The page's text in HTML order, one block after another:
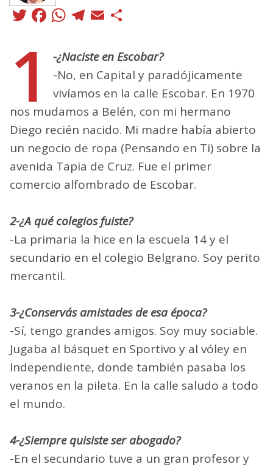
Twitter
Facebook
WhatsApp
Telegram
Email
1
-¿Naciste en Escobar?
-No, en Capital y paradójicamente
vivíamos en la calle Escobar. En 1970
nos mudamos a Belén, con mi hermano
Diego recién nacido. Mi madre había abierto
un negocio de ropa (Pensando en Ti) sobre la
avenida Tapia de Cruz. Fue el primer
comercio alfombrado de Escobar.
2-¿A qué colegios fuiste?
-La primaria la hice en la escuela 14 y el
secundario en el colegio Belgrano. Soy perito
mercantil.
3-¿Conservás amistades de esa época?
-Sí, tengo grandes amigos. Soy muy sociable.
Jugaba al básquet en Sportivo y al vóley en
Independiente, donde también pasaba los
veranos en la pileta. En la calle saludo a todo
el mundo.
4-¿Siempre quisiste ser abogado?
-En el secundario tuve a un gran profesor y